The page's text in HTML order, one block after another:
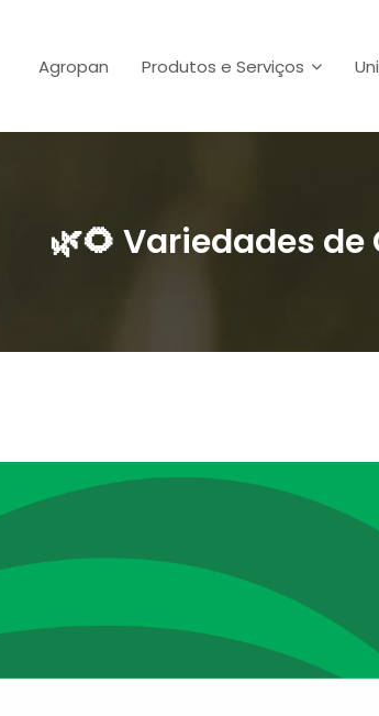
Agropan Produtos e Serviços
🌿🌻 Variedades